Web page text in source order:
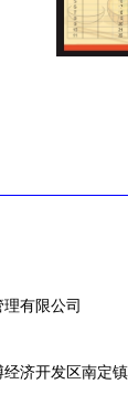
有限公司
经济开发区南定